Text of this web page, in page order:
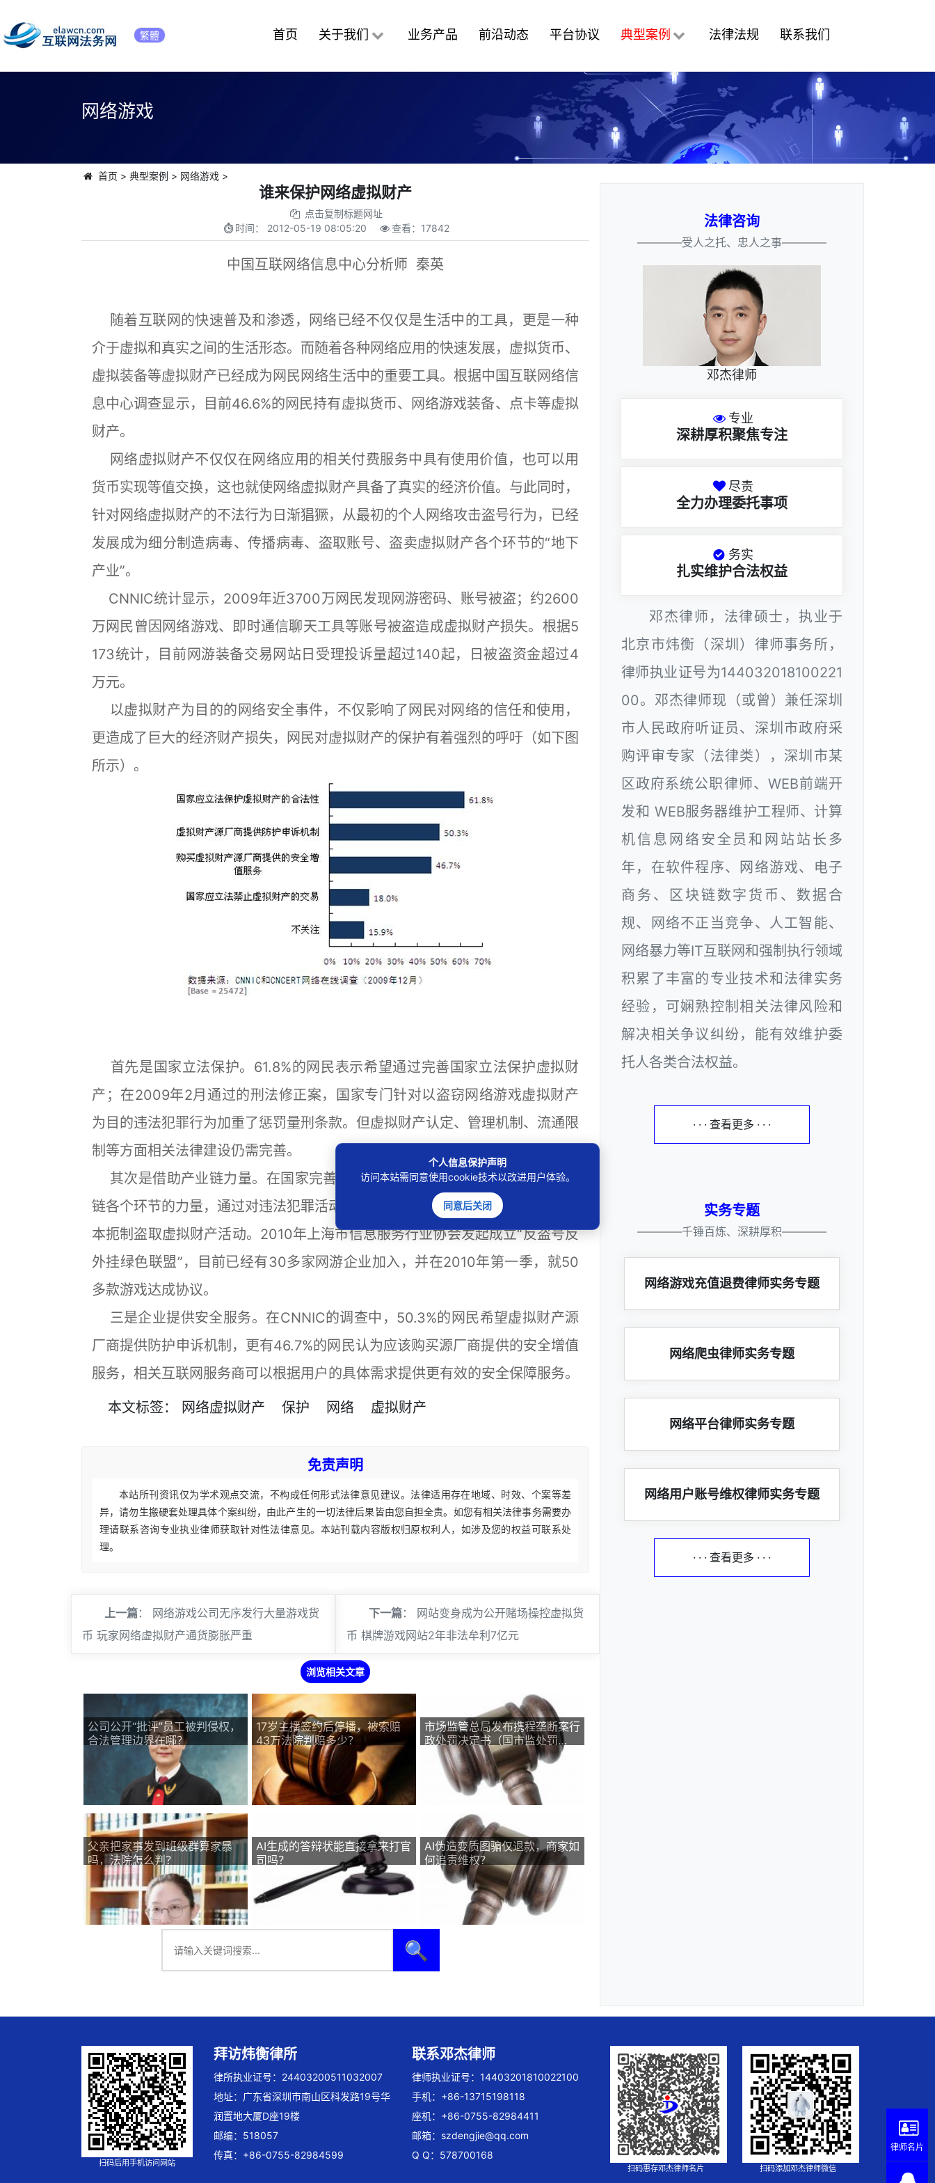
繁體 首页 关于我们 业务产品 前沿动态 平台协议 典型案例 法律法规 联系我们
网络游戏
首页 > 典型案例 > 网络游戏>
谁来保护网络虚拟财产
点击复制标题网址
时间： 2012-05-19 08:05:20 查看： 17842
中国互联网络信息中心分析师 秦英
随着互联网的快速普及和渗透，网络已经不仅仅是生活中的工具，更是一种
介于虚拟和真实之间的生活形态。而随着各种网络应用的快速发展，虚拟货币、
虚拟装备等虚拟财产已经成为网民网络生活中的重要工具。根据中国互联网络信
息中心调查显示，目前46.6%的网民持有虚拟货币、网络游戏装备、点卡等虚拟
财产。
网络虚拟财产不仅仅在网络应用的相关付费服务中具有使用价值，也可以用
货币实现等值交换，这也就使网络虚拟财产具备了真实的经济价值。与此同时，
针对网络虚拟财产的不法行为日渐猖獗，从最初的个人网络攻击盗号行为，已经
发展成为细分制造病毒、传播病毒、盗取账号、盗卖虚拟财产各个环节的“地下
产业”。
CNNIC统计显示，2009年近3700万网民发现网游密码、账号被盗；约2600
万网民曾因网络游戏、即时通信聊天工具等账号被盗造成虚拟财产损失。根据5
173统计，目前网游装备交易网站日受理投诉量超过140起，日被盗资金超过4
万元。
以虚拟财产为目的的网络安全事件，不仅影响了网民对网络的信任和使用，
更造成了巨大的经济财产损失，网民对虚拟财产的保护有着强烈的呼吁（如下图
所示）。
首先是国家立法保护。61.8%的网民表示希望通过完善国家立法保护虚拟财
产；在2009年2月通过的刑法修正案，国家专门针对以盗窃网络游戏虚拟财产
为目的违法犯罪行为加重了惩罚量刑条款。但虚拟财产认定、管理机制、流通限
制等方面相关法律建设仍需完善。
其次是借助产业链力量。在国家完善立法的基础上，整合虚拟财产相关产业
链各个环节的力量，通过对违法犯罪活动各个环节进行控制，提高非法活动的成
本扼制盗取虚拟财产活动。2010年上海市信息服务行业协会发起成立“反盗号反
外挂绿色联盟”，目前已经有30多家网游企业加入，并在2010年第一季，就50
多款游戏达成协议。
三是企业提供安全服务。在CNNIC的调查中，50.3%的网民希望虚拟财产源
厂商提供防护申诉机制，更有46.7%的网民认为应该购买源厂商提供的安全增值
服务，相关互联网服务商可以根据用户的具体需求提供更有效的安全保障服务。
本文标签： 网络虚拟财产 保护 网络 虚拟财产
免责声明
本站所刊资讯仅为学术观点交流，不构成任何形式法律意见建议。法律适用存在地域、时效、个案等差
异，请勿生搬硬套处理具体个案纠纷，由此产生的一切法律后果皆由您自担全责。如您有相关法律事务需要办
理请联系咨询专业执业律师获取针对性法律意见。本站刊载内容版权归原权利人，如涉及您的权益可联系处
理。
上一篇： 网络游戏公司无序发行大量游戏货
币 玩家网络虚拟财产通货膨胀严重
下一篇： 网站变身成为公开赌场操控虚拟货
币 棋牌游戏网站2年非法牟利7亿元
浏览相关文章
公司公开“批评”员工被判侵权，
合法管理边界在哪？
17岁主播签约后停播，被索赔
43万法院判赔多少？
市场监管总局发布携程垄断案行
政处罚决定书（国市监处罚
〔2026〕29号）
父亲把家事发到班级群算家暴
吗，法院怎么判？
AI生成的答辩状能直接拿来打官
司吗？
AI伪造变质图骗仅退款，商家如
何追责维权？
🔍
法律咨询
————受人之托、忠人之事————
邓杰律师
专业
深耕厚积聚焦专注
尽责
全力办理委托事项
务实
扎实维护合法权益
邓杰律师，法律硕士，执业于
北京市炜衡（深圳）律师事务所，
律师执业证号为144032018100221
00。邓杰律师现（或曾）兼任深圳
市人民政府听证员、深圳市政府采
购评审专家（法律类），深圳市某
区政府系统公职律师、WEB前端开
发和 WEB服务器维护工程师、计算
机信息网络安全员和网站站长多
年，在软件程序、网络游戏、电子
商务、区块链数字货币、数据合
规、网络不正当竞争、人工智能、
网络暴力等IT互联网和强制执行领域
积累了丰富的专业技术和法律实务
经验，可娴熟控制相关法律风险和
解决相关争议纠纷，能有效维护委
托人各类合法权益。
· · · 查看更多 · · ·
实务专题
————千锤百炼、深耕厚积————
网络游戏充值退费律师实务专题
网络爬虫律师实务专题
网络平台律师实务专题
网络用户账号维权律师实务专题
· · · 查看更多 · · ·
扫码后用手机访问网站
拜访炜衡律所
律所执业证号：24403200511032007
地址：广东省深圳市南山区科发路19号华
润置地大厦D座19楼
邮编：518057
传真：+86-0755-82984599
联系邓杰律师
律师执业证号：14403201810022100
手机：+86-13715198118
座机：+86-0755-82984411
邮箱： szdengjie@qq.com
Q Q：578700168
扫码惠存邓杰律师名片 扫码添加邓杰律师微信
个人信息保护声明
访问本站需同意使用cookie技术以改进用户体验。
同意后关闭
律师名片